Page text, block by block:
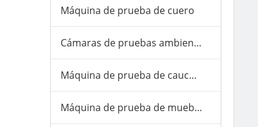
Máquina de prueba de cuero
Cámaras de pruebas ambientales
Máquina de prueba de caucho y plástico
Máquina de prueba de muebles